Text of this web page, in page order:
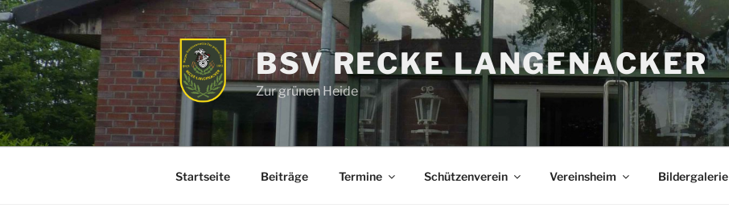
Zum
Inhalt
springen
BSV RECKE LANGENACKER
Zur grünen Heide
Startseite Beiträge Termine Schützenverein Vereinsheim Bildergalerie